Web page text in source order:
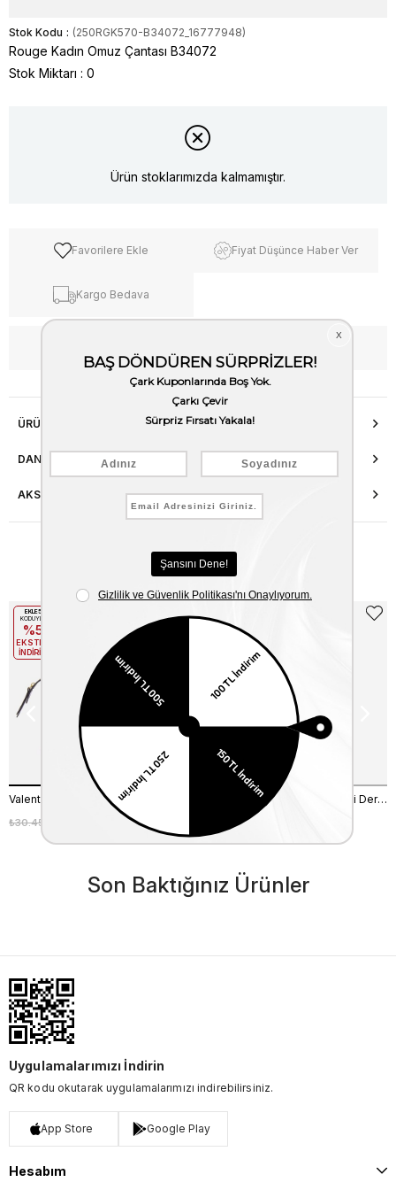
Stok Kodu (250RGK570-B34072_16777948)
Rouge Kadın Omuz Çantası B34072
Stok Miktarı : 0
Ürün stoklarımızda kalmamıştır.
Favorilere Ekle Fiyat Düşünce Haber Ver
Kargo Bedava
ÜRÜN ÖZELLIKLERI
DANIŞMA HATTI
AKSESUAR ONARIMI
Benzer Ürünler
₺27.405,00
₺30.450,00 %10
EKLE5
KODUYLA
%5
EKSTRA
İNDİRİM
Valentino Orlandi Kadın Hakiki Deri Bordo Omuz Çantası
₺20.450,00
KODUYLA
%5
Son Baktığınız Ürünler
Uygulamalarımızı İndirin
QR kodu okutarak uygulamalarımızı indirebilirsiniz.
App Store Google Play
Hesabım